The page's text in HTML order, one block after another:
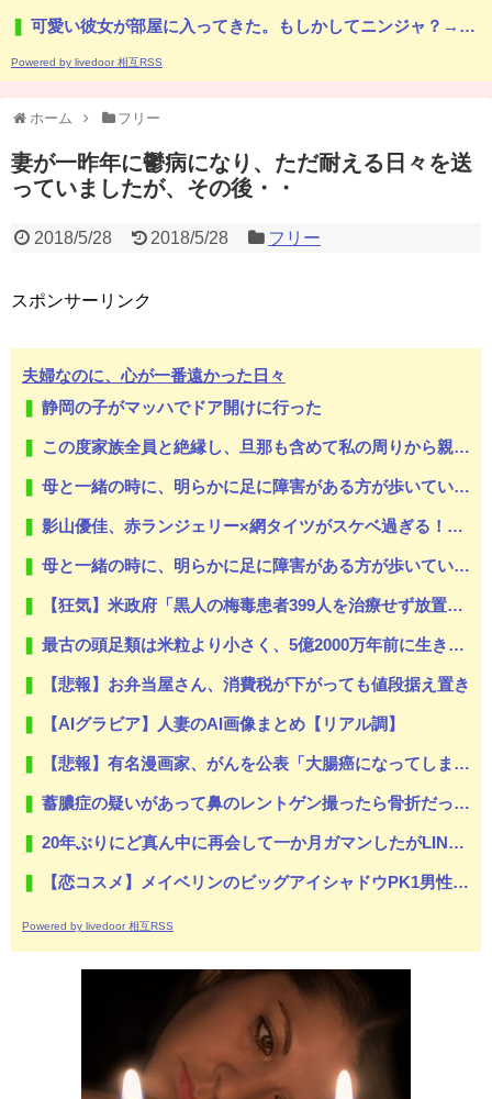
可愛い彼女が部屋に入ってきた。もしかしてニンジャ？→スタイリッシュな動きはこちらです…
Powered by livedoor 相互RSS
ホーム フリー
妻が一昨年に鬱病になり、ただ耐える日々を送
っていましたが、その後・・
2018/5/28 2018/5/28 フリー
スポンサーリンク
夫婦なのに、心が一番遠かった日々
静岡の子がマッハでドア開けに行った
この度家族全員と絶縁し、旦那も含めて私の周りから親類と呼べる人が１人もいなくなりました～
母と一緒の時に、明らかに足に障害がある方が歩いていた。母「なんであんな歩き方なの？ふざけてるの？」
影山優佳、赤ランジェリー×網タイツがスケベ過ぎる！只の痴女だろ・・・
母と一緒の時に、明らかに足に障害がある方が歩いていた。母「なんであんな歩き方なの？ふざけてるの？」
【狂気】米政府「黒人の梅毒患者399人を治療せず放置したらどうなるか見たろ！」→40年間続けてしまう
最古の頭足類は米粒より小さく、5億2000万年前に生きていた
【悲報】お弁当屋さん、消費税が下がっても値段据え置き
【AIグラビア】人妻のAI画像まとめ【リアル調】
【悲報】有名漫画家、がんを公表「大腸癌になってしまいました。肝臓に転移も見られてステージ4です」
蓄膿症の疑いがあって鼻のレントゲン撮ったら骨折だった。そういや幼稚園の頃顔面着地したことがあったが、 母ちゃん当時気づかなかったのかよ・・・
20年ぶりにど真ん中に再会して一か月ガマンしたがLINEで「たまに二人で昔話ができる友達になろう」的なメッセ送信した。昨日まで既読無視
【恋コスメ】メイベリンのビッグアイシャドウPK1男性からの評判めちゃくちゃ良い。
Powered by livedoor 相互RSS